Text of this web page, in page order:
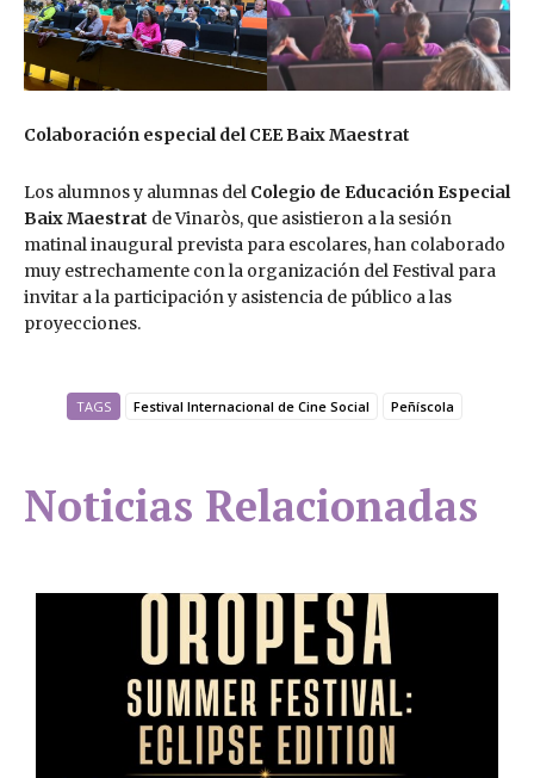
Colaboración especial del CEE Baix Maestrat
Los alumnos y alumnas del Colegio de Educación Especial
Baix Maestrat de Vinaròs, que asistieron a la sesión
matinal inaugural prevista para escolares, han colaborado
muy estrechamente con la organización del Festival para
invitar a la participación y asistencia de público a las
proyecciones.
TAGS Festival Internacional de Cine Social Peñíscola
Noticias Relacionadas